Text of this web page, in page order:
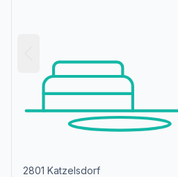
2801 Katzelsdorf